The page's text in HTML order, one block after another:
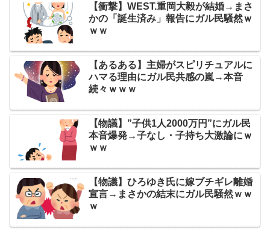
【衝撃】WEST.重岡大毅が結婚→まさ
かの「誕生済み」報告にガル民騒然ｗ
ｗｗ
【あるある】主婦がスピリチュアルに
ハマる理由にガル民共感の嵐→本音
続々ｗｗｗ
【物議】”子供1人2000万円”にガル民
本音爆発→子なし・子持ち大激論にｗ
ｗｗ
【物議】ひろゆき氏に嫁ブチギレ離婚
宣言→まさかの結末にガル民騒然ｗｗ
ｗ